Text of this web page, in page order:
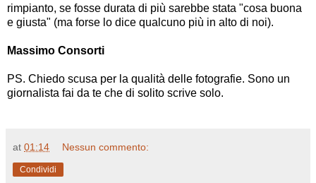
rimpianto, se fosse durata di più sarebbe stata "cosa buona
e giusta" (ma forse lo dice qualcuno più in alto di noi).
Massimo Consorti
PS. Chiedo scusa per la qualità delle fotografie. Sono un
giornalista fai da te che di solito scrive solo.
at 01:14 Nessun commento:
Condividi